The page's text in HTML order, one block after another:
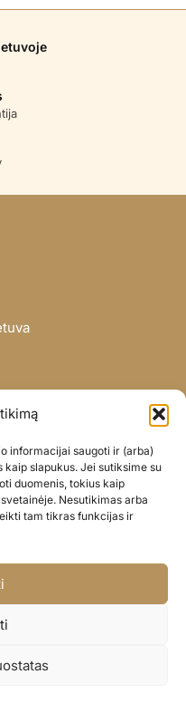
informacijai saugoti ir (arba)
slapukus. Jei sutiksime su
duomenis, tokius kaip
Nesutikimas arba
tam tikras funkcijas ir
© BALIONAISUMEILE 2024